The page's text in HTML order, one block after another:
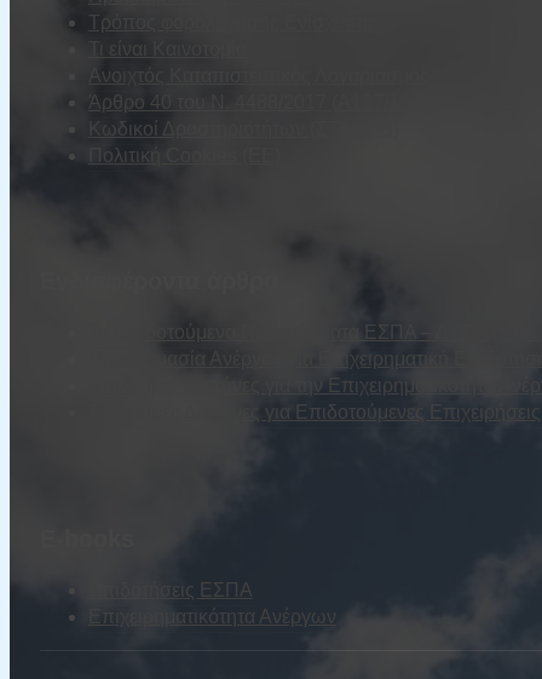
Τρόπος φορολόγησης Ενίσχυσης
Τι είναι Καινοτομία
Ανοιχτός Καταπιστευτικός Λογαριασμός
Άρθρο 40 του Ν. 4488/2017 (Α137/13.09.2017)
Κωδικοί Δραστηριοτήτων (ΣΤΑΚΟΔ)
Πολιτική Cookies (ΕΕ)
Τα Επιδοτούμενα Προγράμματα ΕΣΠΑ – ΔΥΠΑ
Προετοιμασία Ανέργου για Επιχειρηματική
Επιλέξιμες Δαπάνες για την Επιχειρηματικότητα
Επιλέξιμες Δαπάνες για Επιδοτούμενες
Επιδοτήσεις ΕΣΠΑ
Επιχειρηματικότητα Ανέργων